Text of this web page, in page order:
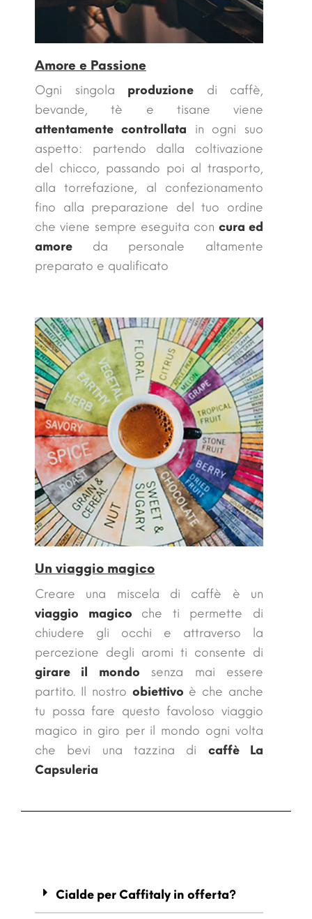
Amore e Passione
Ogni singola produzione di caffè,
bevande, tè e tisane viene
attentamente controllata in ogni suo
aspetto: partendo dalla coltivazione
del chicco, passando poi al trasporto,
alla torrefazione, al confezionamento
fino alla preparazione del tuo ordine
che viene sempre eseguita con cura ed
amore da personale altamente
preparato e qualificato
Un viaggio magico
Creare una miscela di caffè è un
viaggio magico che ti permette di
chiudere gli occhi e attraverso la
percezione degli aromi ti consente di
girare il mondo senza mai essere
partito. Il nostro obiettivo è che anche
tu possa fare questofavoloso viaggio
magico in giro per il mondo ogni volta
che bevi una tazzina di caffè La
Capsuleria
Cialde per Caffitaly in offerta?